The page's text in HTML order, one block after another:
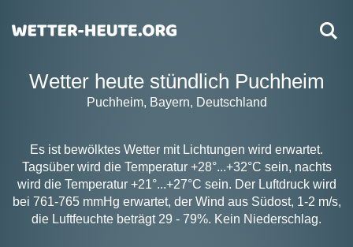
Wetter heute stündlich Puchheim
Puchheim, Bayern, Deutschland
Es ist bewölktes Wetter mit Lichtungen wird erwartet.
Tagsüber wird die Temperatur +28°...+32°C sein, nachts
wird die Temperatur +21°...+27°C sein. Der Luftdruck wird
bei 761-765 mmHg erwartet, der Wind aus Südost, 1-2 m/s,
die Luftfeuchte beträgt 29 - 79%. Kein Niederschlag.